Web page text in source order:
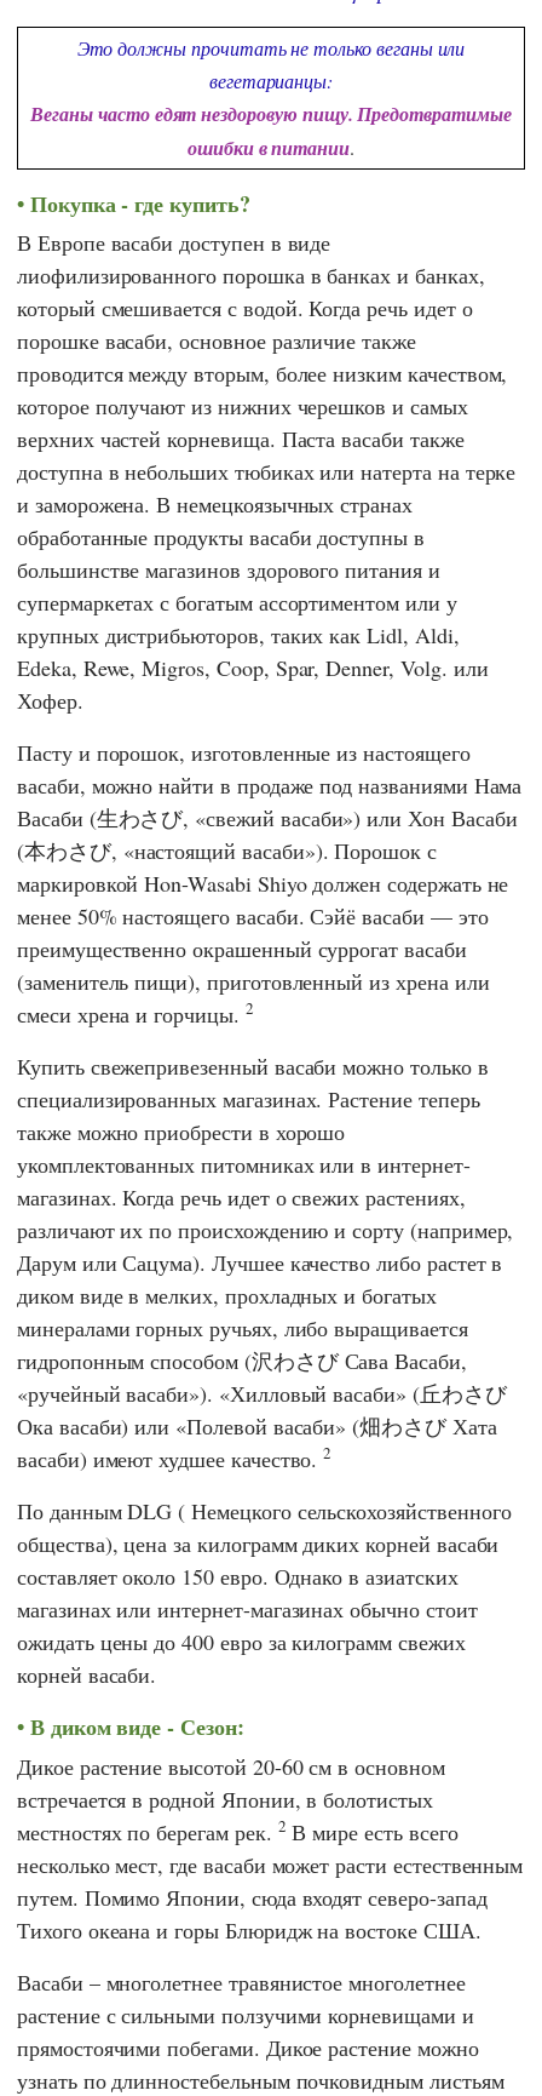
Это должны прочитать не только веганы или
вегетарианцы:
Веганы часто едят нездоровую пищу. Предотвратимые
ошибки в питании.
Покупка - где купить?
В Европе васаби доступен в виде
лиофилизированного порошка в банках и банках,
который смешивается с водой. Когда речь идет о
порошке васаби, основное различие также
проводится между вторым, более низким качеством,
которое получают из нижних черешков и самых
верхних частей корневища. Паста васаби также
доступна в небольших тюбиках или натерта на терке
и заморожена. В немецкоязычных странах
обработанные продукты васаби доступны в
большинстве магазинов здорового питания и
супермаркетах с богатым ассортиментом или у
крупных дистрибьюторов, таких какLidl, Aldi,
Edeka, Rewe,Migros, Coop, Spar,Denner, Volg. или
Хофер.
Пасту и порошок, изготовленные из настоящего
васаби, можно найти в продаже под названиями Нама
Васаби (生わさび, «свежий васаби») или Хон Васаби
(本わさび, «настоящий васаби»). Порошок с
маркировкой Hon-Wasabi Shiyo должен содержать не
менее 50% настоящего васаби. Сэйё васаби — это
преимущественно окрашенный суррогат васаби
(заменитель пищи), приготовленный из хрена или
смеси хрена и горчицы. 2
Купить свежепривезенный васаби можно только в
специализированных магазинах. Растение теперь
также можно приобрести в хорошо
укомплектованных питомниках или в интернет-
магазинах. Когда речь идет о свежих растениях,
различают их по происхождению и сорту (например,
Дарум или Сацума). Лучшее качество либо растет в
диком виде в мелких, прохладных и богатых
минералами горных ручьях, либо выращивается
гидропонным способом (沢わさび Сава Васаби,
«ручейный васаби»). «Хилловый васаби» (丘わさび
Ока васаби) или «Полевой васаби» (畑わさび Хата
васаби) имеют худшее качество.2
По данным DLG (Немецкого сельскохозяйственного
общества), цена за килограмм диких корней васаби
составляет около 150 евро. Однако в азиатских
магазинах или интернет-магазинах обычно стоит
ожидать цены до 400 евро за килограмм свежих
корней васаби.
В диком виде - Сезон:
Дикое растение высотой 20-60 см в основном
встречается в родной Японии, в болотистых
местностях по берегам рек. 2 В мире есть всего
несколько мест, где васаби может расти естественным
путем. Помимо Японии, сюда входят северо-запад
Тихого океана и горы Блюридж на востоке США.
Васаби – многолетнее травянистое многолетнее
растение с сильными ползучими корневищами и
прямостоячими побегами. Дикое растение можно
узнать по длинностебельным почковидным листьям